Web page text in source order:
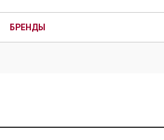
БРЕНДЫ